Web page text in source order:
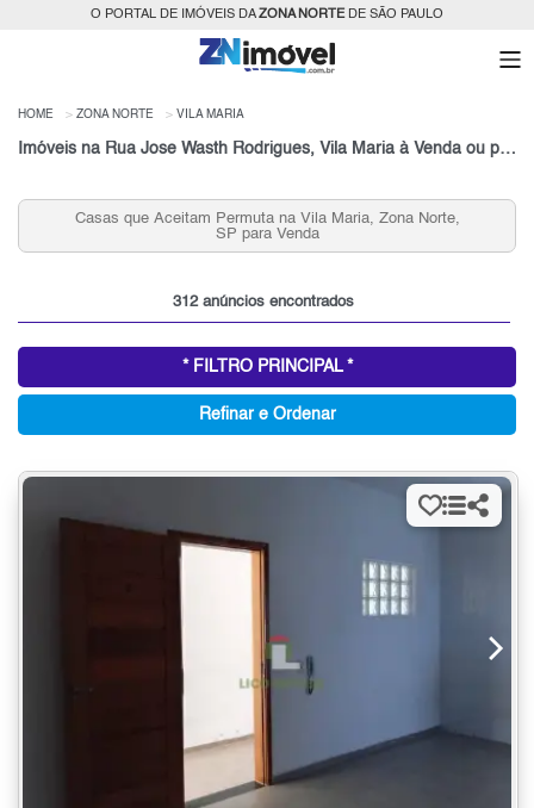
O PORTAL DE IMÓVEIS DAZONA NORTEDE SÃO PAULO
HOME ZONA NORTE VILA MARIA
Imóveis na Rua Jose Wasth Rodrigues, Vila Maria à Venda ou para Alugar, Zona Norte, São Paulo, SP
Aceitam Permuta na Vila Maria, Zona Norte,
312 anúncios encontrados
* FILTRO PRINCIPAL *
Refinar e Ordenar